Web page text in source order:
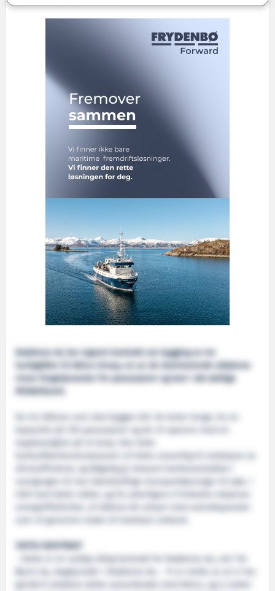
Brødrene Aa har signert kontrakt om bygging av tre
hurtigbåter til Attica Group, en av de dominerende aktørene
innen fergetjenester for passasjerer og last i det østlige
Middelhavet.
De tre båtene som skal bygges blir 36 meter lange, ha en
kapasitet på 150 passasjerer og de vil operere med en
karbonfiberkonstruksjonen vil bidra vesentlig til reduksjon av
drivstofforbruk, og følgelig gi redusert karbonavtrykket i
overgangen til mer bærekraftige transportløsninger til sjøs. I
tråd med dette målet, og for ytterligere å forbedre skipenes
energieffektivitet, vil båtene bli utstyrt med solcellepaneler
som vil generere strøm til hotellast ombord.
VIKTIG KONTRAKT
- Dette er en veldig viktig kontrakt for Brødrene Aa, sier Tor
Øyvin Aa, daglig leder i Brødrene Aa. - Vi er stolte av at vi har